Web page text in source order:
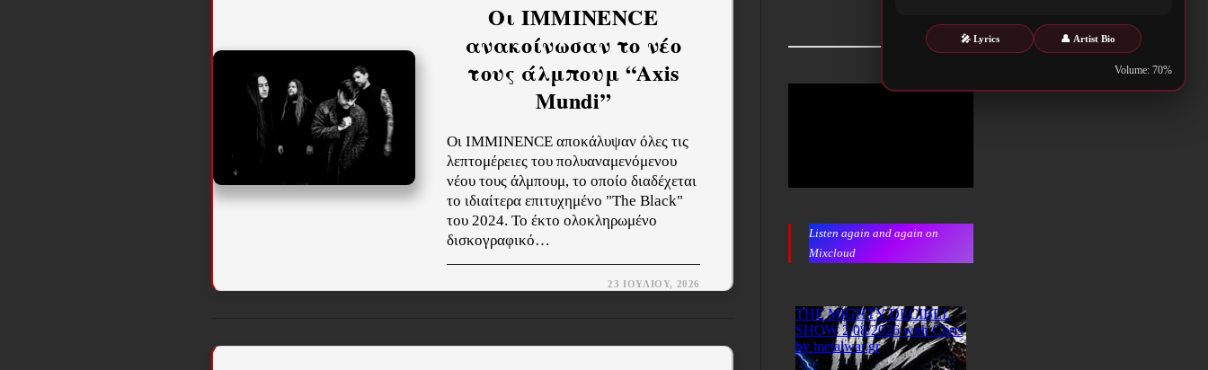
🎤 Lyrics 👤 Artist Bio
Volume: 70%
Οι IMMINENCE
ανακοίνωσαν το νέο
τους άλμπουμ “Axis
Mundi”
Οι IMMINENCE αποκάλυψαν όλες τις
λεπτομέρειες του πολυαναμενόμενου
νέου τους άλμπουμ, το οποίο διαδέχεται
το ιδιαίτερα επιτυχημένο "The Black"
του 2024. Το έκτο ολοκληρωμένο
δισκογραφικό…
23 ΙΟΥΛΊΟΥ, 2026
Listen again and again on
Mixcloud